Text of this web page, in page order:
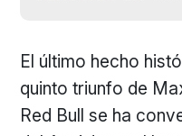
El último hecho
quinto triunfo de
Red Bull se ha